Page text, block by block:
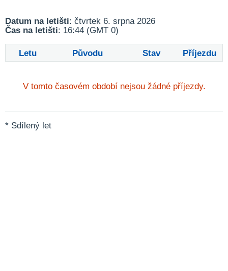
Datum na letišti: čtvrtek 6. srpna 2026
Čas na letišti: 16:44 (GMT 0)
Letu Původu Stav Příjezdu
V tomto časovém období nejsou žádné příjezdy.
* Sdílený let